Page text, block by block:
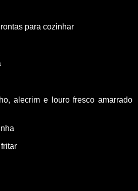
para cozinhar
alecrim e louro fresco amarrado